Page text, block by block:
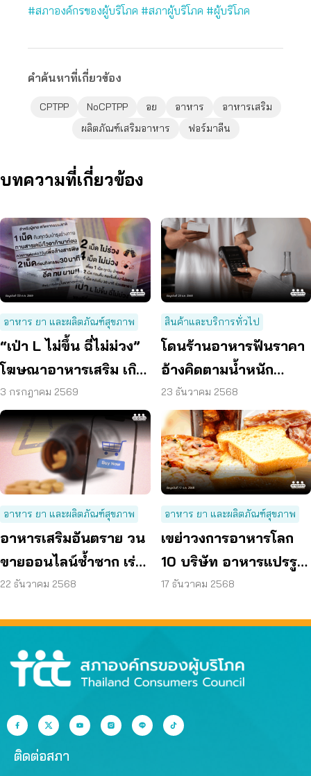
#สภาองค์กรของผู้บริโภค #สภาผู้บริโภค #ผู้บริโภค
คำค้นหาที่เกี่ยวข้อง
CPTPP NoCPTPP อย อาหาร
อาหารเสริม
ผลิตภัณฑ์เสริมอาหาร
ฟอร์มาลีน
บทความที่เกี่ยวข้อง
อาหาร ยา และผลิตภัณฑ์สุขภาพ
“เป่า L ไม่ขึ้น ฉี่ไม่ม่วง”
โฆษณาอาหารเสริม เกิน
จริง ชง 6 ข้อเสนอ แก้
ปัญหา
3 กรกฎาคม 2569
สินค้าและบริการทั่วไป
โดนร้านอาหารฟันราคา
อ้างคิดตามน้ำหนัก
ปฏิเสธจ่ายได้
23 ธันวาคม 2568
อาหาร ยา และผลิตภัณฑ์สุขภาพ
อาหารเสริมอันตราย วน
ขายออนไลน์ซ้ำซาก เร่ง
ดัน พ.ร.บ.อาหารแก้เกม
22 ธันวาคม 2568
อาหาร ยา และผลิตภัณฑ์สุขภาพ
เขย่าวงการอาหารโลก
10 บริษัท อาหารแปรรูป
ขั้นสูง โดนฟ้องฐานสร้าง
17 ธันวาคม 2568
ติดต่อสภา